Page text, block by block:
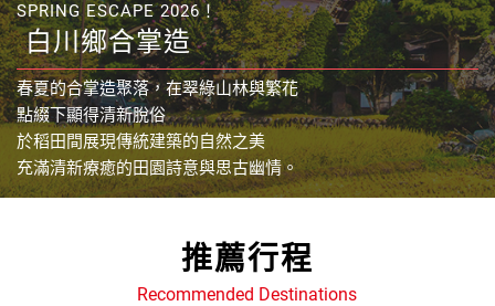
SPRING ESCAPE 2026！
白川鄉合掌造
春夏的合掌造聚落，在翠綠山林與繁花
點綴下顯得清新脫俗
於稻田間展現傳統建築的自然之美
充滿清新療癒的田園詩意與思古幽情。
推薦行程
Recommended Destinations
越南魅力綻放！古街風情、美食飄香、壯麗自然交織，從下龍
灣到會安，帶您深入探索越南的精彩與浪漫！
日本文化之旅：從東京繁華到京都古樸.傳統文化與現代科技